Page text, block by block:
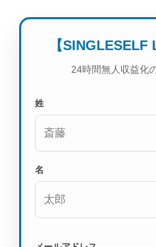
【
24時間無人収益化
姓
名